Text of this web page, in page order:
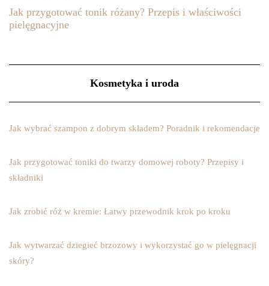
Jak przygotować tonik różany? Przepis i właściwości
pielęgnacyjne
Kosmetyka i uroda
Jak wybrać szampon z dobrym składem? Poradnik i rekomendacje
Jak przygotować toniki do twarzy domowej roboty? Przepisy i
składniki
Jak zrobić róż w kremie: Łatwy przewodnik krok po kroku
Jak wytwarzać dziegieć brzozowy i wykorzystać go w pielęgnacji
skóry?